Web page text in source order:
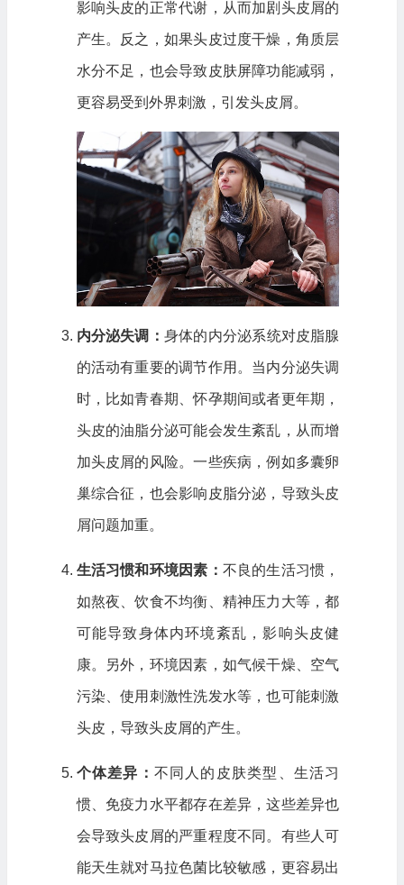
影响头皮的正常代谢，从而加剧头皮屑的
产生。反之，如果头皮过度干燥，角质层
水分不足，也会导致皮肤屏障功能减弱，
更容易受到外界刺激，引发头皮屑。
内分泌失调： 身体的内分泌系统对皮脂腺
的活动有重要的调节作用。当内分泌失调
时，比如青春期、怀孕期间或者更年期，
头皮的油脂分泌可能会发生紊乱，从而增
加头皮屑的风险。一些疾病，例如多囊卵
巢综合征，也会影响皮脂分泌，导致头皮
屑问题加重。
生活习惯和环境因素： 不良的生活习惯，
如熬夜、饮食不均衡、精神压力大等，都
可能导致身体内环境紊乱，影响头皮健
康。另外，环境因素，如气候干燥、空气
污染、使用刺激性洗发水等，也可能刺激
头皮，导致头皮屑的产生。
个体差异： 不同人的皮肤类型、生活习
惯、免疫力水平都存在差异，这些差异也
会导致头皮屑的严重程度不同。有些人可
能天生就对马拉色菌比较敏感，更容易出